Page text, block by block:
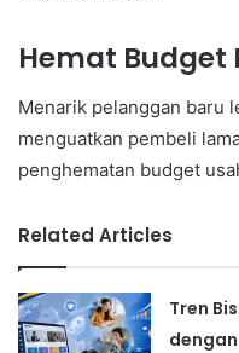
Hemat Budget
Menarik pelanggan baru
menguatkan pembeli
penghematan budget
Related Articles
Tren